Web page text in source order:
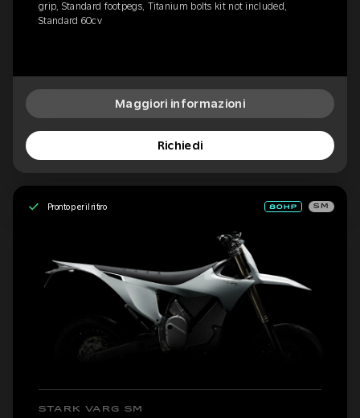
grip, Standard footpegs, Titanium bolts kit not included,
Standard 60cv
Maggiori informazioni
Richiedi
Pronto per il ritiro SM
STARK VARG SM